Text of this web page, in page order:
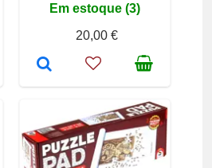
Em estoque (3)
20,00 €